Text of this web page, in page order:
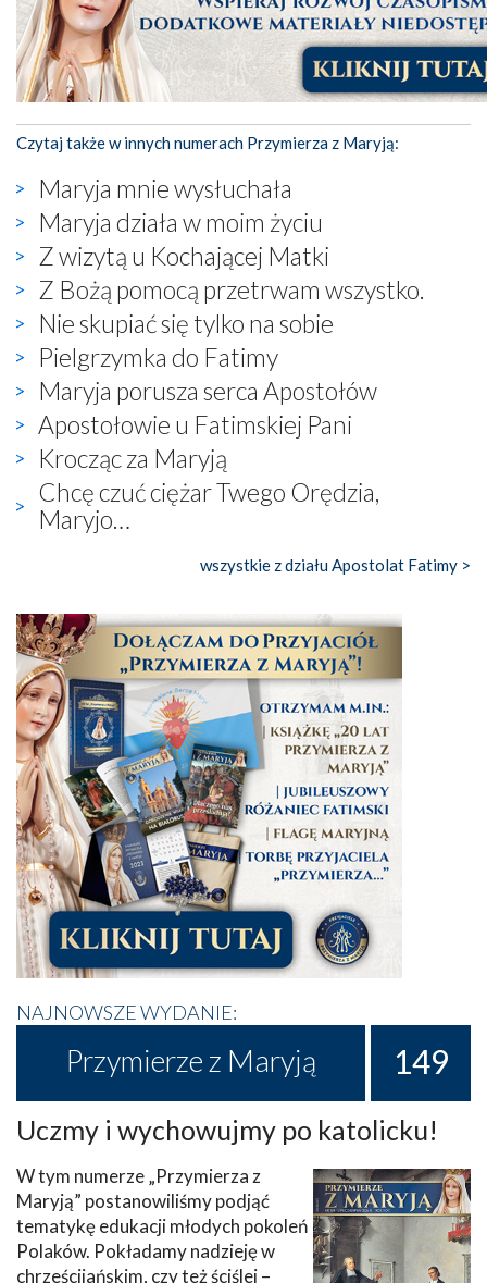
Czytaj także w innych numerach Przymierza z Maryją:
Maryja mnie wysłuchała
Maryja działa w moim życiu
Z wizytą u Kochającej Matki
Z Bożą pomocą przetrwam wszystko.
Nie skupiać się tylko na sobie
Pielgrzymka do Fatimy
Maryja porusza serca Apostołów
Apostołowie u Fatimskiej Pani
Krocząc za Maryją
Chcę czuć ciężar Twego Orędzia,
Maryjo…
wszystkie z działu Apostolat Fatimy >
NAJNOWSZE WYDANIE:
Przymierze z Maryją 149
Uczmy i wychowujmy po katolicku!
W tym numerze „Przymierza z
Maryją” postanowiliśmy podjąć
tematykę edukacji młodych pokoleń
Polaków. Pokładamy nadzieję w
chrześcijańskim, czy też ściślej –